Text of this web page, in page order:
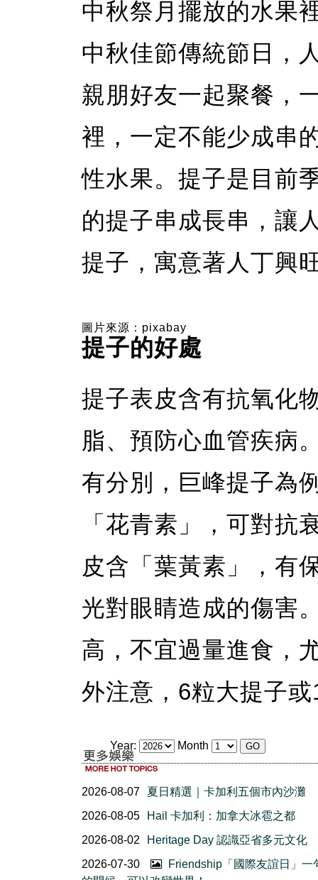
中秋祭月擺放的水果
中秋佳節傳統節日，
親朋好友一起聚餐，
裡，一定不能少成串
性水果。提子是目前
的提子串成長串，讓
提子，寓意著人丁興
圖片來源：pixabay
提子的好處
提子表皮含有抗氧化
脂、預防心血管疾病
有分別，巨峰提子
「花青素」，可對抗
皮含「葉黃素」，有
光對眼睛造成的傷害
高，不宜過量進食，
外注意，6粒大提子
Year: Month
2026-08-07
夏日精選｜卡加利五個市內沙灘
2026-08-05
Hail 卡加利：加拿大冰雹之都
2026-08-02
Heritage Day 認識亞省多元文化
2026-07-30
Friendship「國際友誼日」一